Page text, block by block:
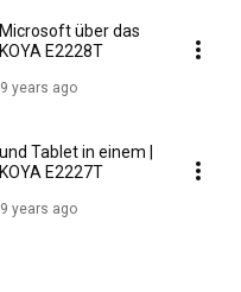
Microsoft über das
E2228T
9 years ago
Tablet in einem |
E2227T
9 years ago